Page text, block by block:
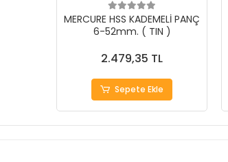
MERCURE HSS KADEMELİ PANÇ
6-52mm. ( TIN )
2.479,35 TL
Sepete Ekle